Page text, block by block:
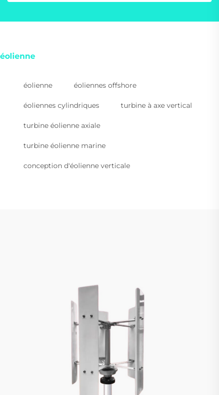
éolienne
éolienne éoliennes offshore
éoliennes cylindriques turbine à axe vertical
turbine éolienne axiale
turbine éolienne marine
conception d'éolienne verticale